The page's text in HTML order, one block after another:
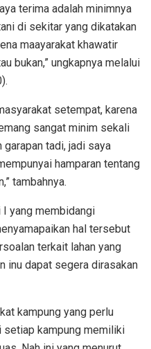
terima adalah minimnya
di sekitar yang dikatakan
maayarakat khawatir
bukan,” ungkapnya melalui
setempat, karena
sangat minim sekali
garapan tadi, jadi saya
hamparan tentang
tambahnya.
yang membidangi
hal tersebut
terkait lahan yang
inu dapat segera dirasakan
kampung yang perlu
setiap kampung memiliki